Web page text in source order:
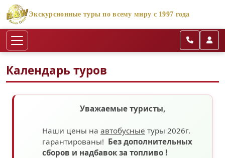
Экскурсионные туры по всему миру с 1997 года
Календарь туров
Уважаемые туристы,
Наши цены на автобусные туры 2026г.
гарантированы! Без дополнительных
сборов и надбавок за топливо !